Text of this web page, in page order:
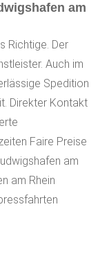
am
Richtige. Der
Auch im
Spedition
Direkter Kontakt
Faire Preise
am
am Rhein